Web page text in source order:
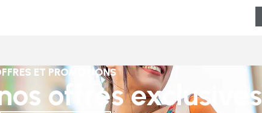
ET PROMOTIONS
offres exclusives